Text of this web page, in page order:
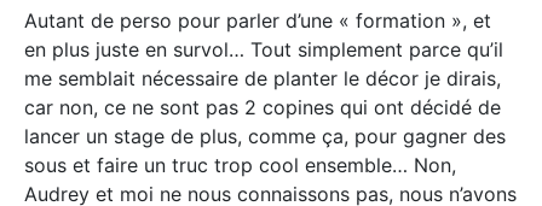
Autant de perso pour parler d’une « formation », et
en plus juste en survol… Tout simplement parce qu’il
me semblait nécessaire de planter le décor je dirais,
car non, ce ne sont pas 2 copines qui ont décidé de
lancer un stage de plus, comme ça, pour gagner des
sous et faire un truc trop cool ensemble… Non,
Audrey et moi ne nous connaissons pas, nous n’avons